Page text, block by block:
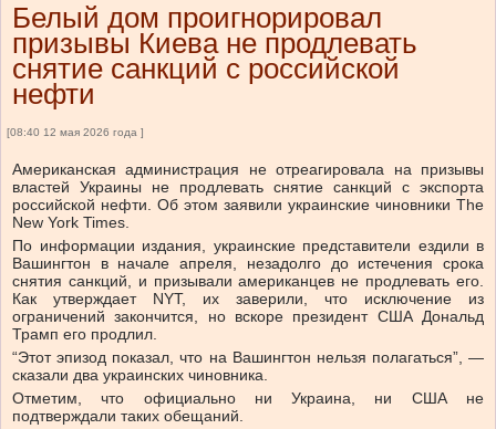
Белый дом проигнорировал
призывы Киева не продлевать
снятие санкций с российской
нефти
[08:40 12 мая 2026 года ]
Американская администрация не отреагировала на призывы
властей Украины не продлевать снятие санкций с экспорта
российской нефти. Об этом заявили украинские чиновники The
New York Times.
По информации издания, украинские представители ездили в
Вашингтон в начале апреля, незадолго до истечения срока
снятия санкций, и призывали американцев не продлевать его.
Как утверждает NYT, их заверили, что исключение из
ограничений закончится, но вскоре президент США Дональд
Трамп его продлил.
“Этот эпизод показал, что на Вашингтон нельзя полагаться”, —
сказали два украинских чиновника.
Отметим, что официально ни Украина, ни США не
подтверждали таких обещаний.